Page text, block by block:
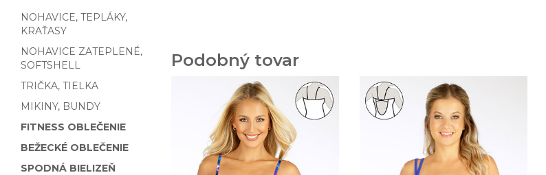
NOHAVICE, TEPLÁKY,
KRAŤASY
NOHAVICE ZATEPLENÉ,
SOFTSHELL
TRIČKA, TIELKA
MIKINY, BUNDY
FITNESS OBLEČENIE
BEŽECKÉ OBLEČENIE
SPODNÁ BIELIZEŇ
Podobný tovar